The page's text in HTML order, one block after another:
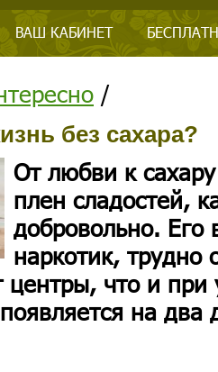
ВАШ КАБИНЕТ
/
без сахара?
От любви к
плен сладостей,
добровольно. Его
наркотик, трудно
центры, что и
на